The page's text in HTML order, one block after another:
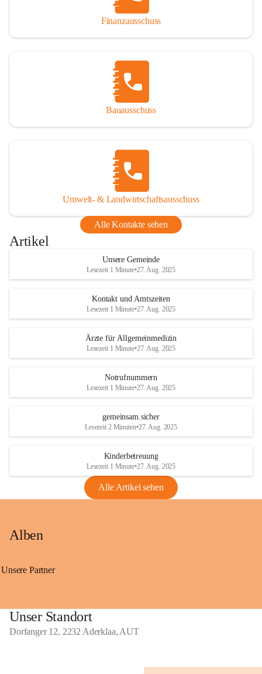
Finanzausschuss
Bauausschuss
Umwelt- & Landwirtschaftsausschuss
Alle Kontakte sehen
Artikel
Unsere Gemeinde
Lesezeit 1 Minute•27. Aug. 2025
Kontakt und Amtszeiten
Lesezeit 1 Minute•27. Aug. 2025
Ärzte für Allgemeinmedizin
Lesezeit 1 Minute•27. Aug. 2025
Notrufnummern
Lesezeit 1 Minute•27. Aug. 2025
gemeinsam.sicher
Lesezeit 2 Minuten•27. Aug. 2025
Kinderbetreuung
Lesezeit 1 Minute•27. Aug. 2025
Alle Artikel sehen
Alben
Unsere Partner
Unser Standort
Dorfanger 12, 2232 Aderklaa, AUT